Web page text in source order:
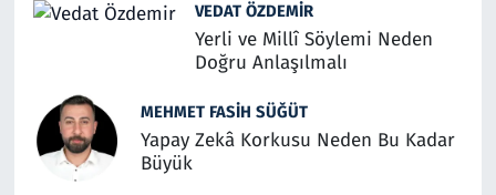
VEDAT ÖZDEMIR
Yerli ve Millî Söylemi Neden
Doğru Anlaşılmalı
MEHMET FASIH SÜĞÜT
Yapay Zekâ Korkusu Neden Bu Kadar
Büyük